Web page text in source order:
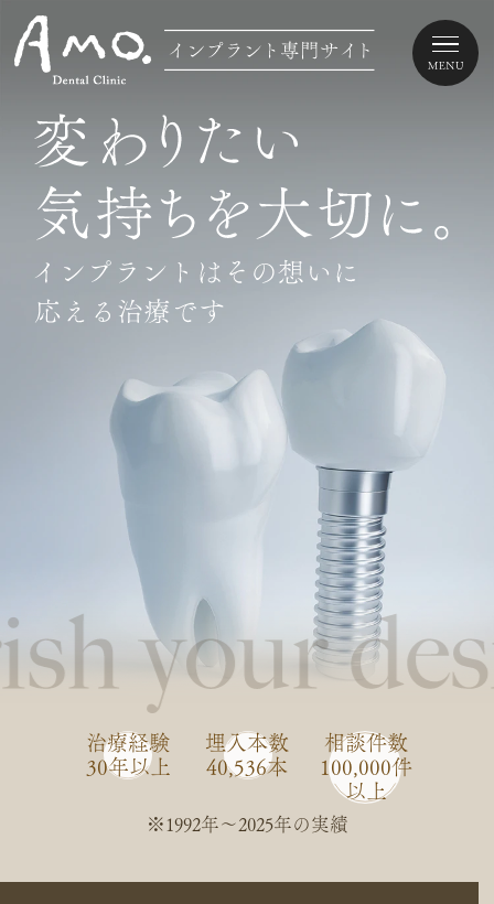
治療経験
30年以上
埋入本数
40,536本
相談件数
100,000件
以上
※1992年〜2025年の実績